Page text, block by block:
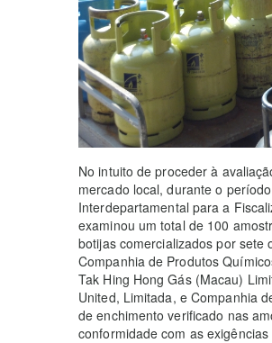
No intuito de proceder à
mercado local, durante o
Interdepartamental para a
examinou um total de 100
botijas comercializados por sete
Companhia de Produtos
Tak Hing Hong Gás (Macau)
United, Limitada, e Companhia
de enchimento verificado nas
conformidade com as